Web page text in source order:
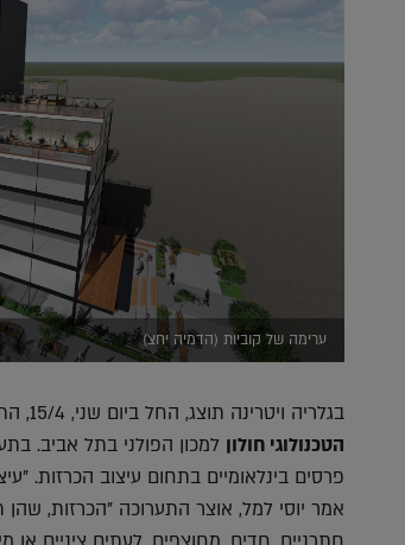
ערימה של קוביות (הדמיה יחצ)
בגלריה ויטרינה תוצג, החל ביום שני, 15/4, התערוכה Polish Look – פרי שיתוף פעולה בין
הטכנולוגי חולון למכון הפולני בתל אביב.
פרסים בינלאומיים בתחום עיצוב הכרזות.
אמר יוסי למל, אוצר התערוכה "הכרזות,